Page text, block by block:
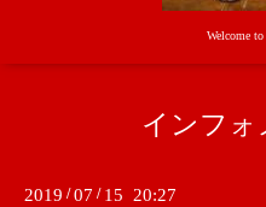
Welcome to
インフォ
2019 /07 / 15 20:27